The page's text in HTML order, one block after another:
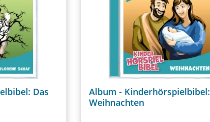
Das
Album - Kinderhörspielbibel:
Weihnachten